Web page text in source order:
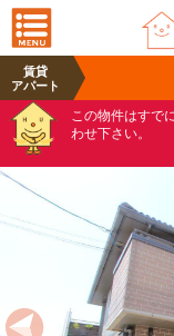
賃貸
アパート
この物件はすで
わせ下さい。